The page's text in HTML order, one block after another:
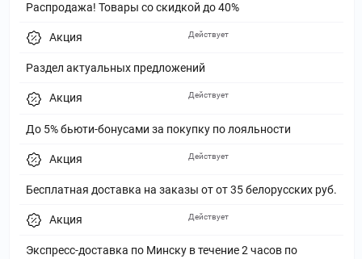
Распродажа! Товары со скидкой до 40%
Акция
Раздел актуальных предложений
Действует
Акция
До 5% бьюти-бонусами за покупку по лояльности
Действует
Акция
Бесплатная доставка на заказы от от 35 белорусских руб.
Действует
Акция
Экспресс-доставка по Минску в течение 2 часов по
Действует